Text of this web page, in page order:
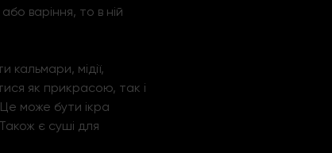
варіння, то в ній
кальмари, мідії,
як прикрасою, так і
може бути ікра
є суші для